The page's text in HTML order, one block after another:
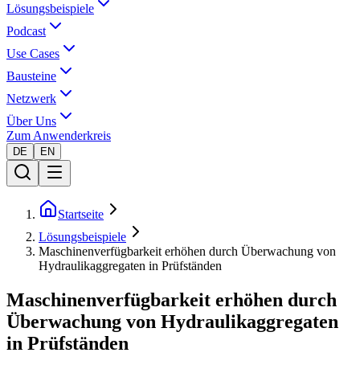
Lösungsbeispiele
Podcast
Use Cases
Bausteine
Netzwerk
Über Uns
Zum Anwenderkreis
DE EN
Startseite
Lösungsbeispiele
Maschinenverfügbarkeit erhöhen durch Überwachung von
Hydraulikaggregaten in Prüfständen
Maschinenverfügbarkeit erhöhen durch
Überwachung von Hydraulikaggregaten
in Prüfständen